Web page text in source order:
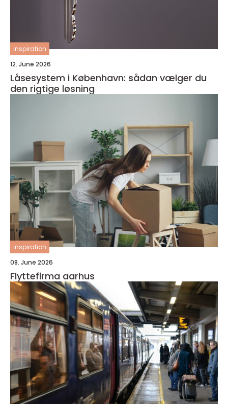
inspiration
12. June 2026
Låsesystem i København: sådan vælger du
den rigtige løsning
inspiration
08. June 2026
Flyttefirma aarhus